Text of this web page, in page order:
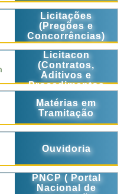
Licitações
(Pregões e
Concorrências)
Licitacon
(Contratos,
Aditivos e
Procedimentos
Matérias em
Tramitação
Ouvidoria
PNCP ( Portal
Nacional de